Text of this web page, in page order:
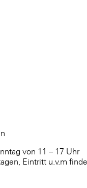
von 11 – 17 Uhr
Eintritt u.v.m